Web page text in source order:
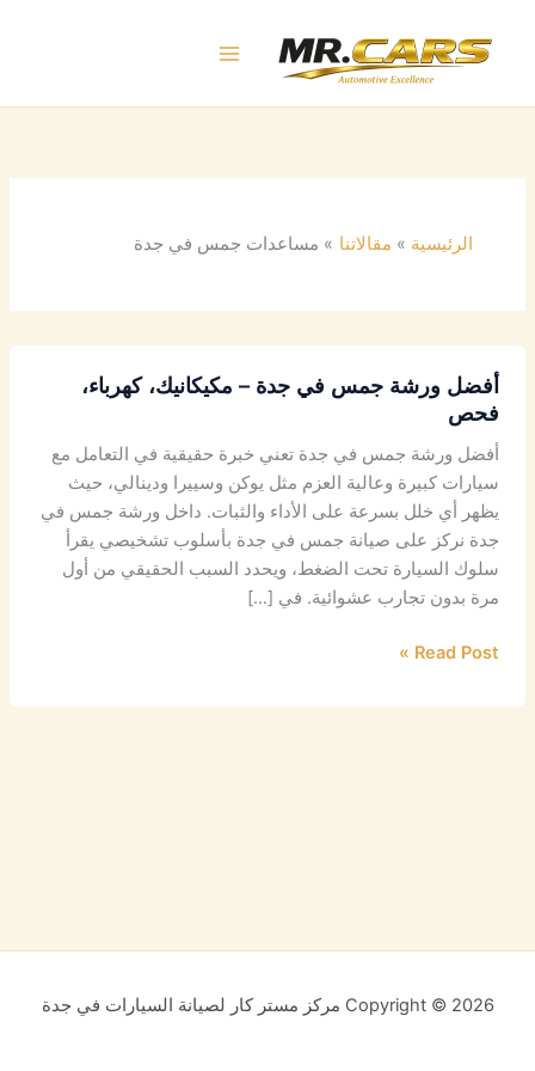
المحتوى
الرئيسية مقالاتنا مساعدات جمس في جدة
أفضل ورشة جمس في جدة – مكيكانيك، كهرباء،
فحص
أفضل ورشة جمس في جدة تعني خبرة حقيقية في التعامل مع
سيارات كبيرة وعالية العزم مثل يوكن وسييرا ودينالي، حيث
يظهر أي خلل بسرعة على الأداء والثبات. داخل ورشة جمس في
جدة نركز على صيانة جمس في جدة بأسلوب تشخيصي يقرأ
سلوك السيارة تحت الضغط، ويحدد السبب الحقيقي من أول
مرة بدون تجارب عشوائية. في […]
Read Post »
Copyright © 2026 مركز مستر كار لصيانة السيارات في جدة